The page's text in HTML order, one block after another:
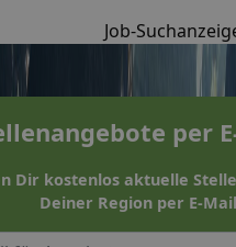
Job-
per
Dir kostenlos aktuelle
Deiner Region per E-Mail